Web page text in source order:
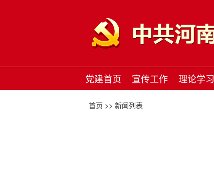
党建首页 宣传工作 理论学习
首页 >> 新闻列表